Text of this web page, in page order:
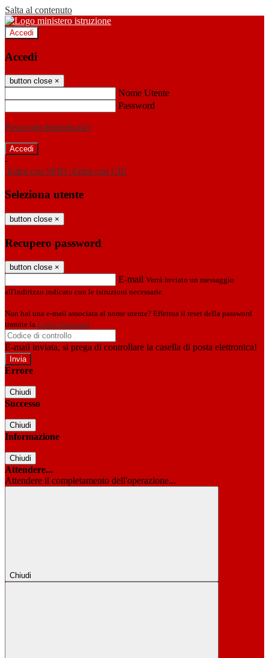
Salta al contenuto
Accedi
Accedi
button close ×
Nome Utente
Password
Password dimenticata?
-
Entra con SPID Entra con CIE
Seleziona utente
button close ×
Recupero password
button close ×
E-mail Verrà inviato un messaggio
all'indirizzo indicato con le istruzioni necessarie.
Non hai una e-mail associata al nome utente? Effettua il reset della password
tramite la Login Spaggiari
E-mail inviata, si prega di controllare la casella di posta elettronica!
Errore
Chiudi
Successo
Chiudi
Informazione
Chiudi
Attendere...
Attendere il completamento dell'operazione...
Chiudi